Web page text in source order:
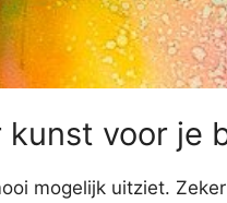
kunst voor je
mogelijk uitziet.